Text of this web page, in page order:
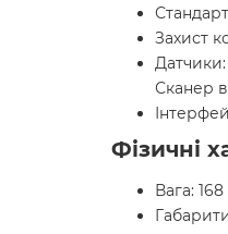
Захист
Сканер
Фізичні
Вага: 168